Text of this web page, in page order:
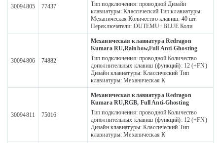
30094805 77437
Тип подключения: проводной Дизайн
клавиатуры: Классический Тип клавиатуры:
Механическая Количество клавиш: 40 шт.
Переключатели: OUTEMU+BLUE Коли
30094806 74882
Механическая клавиатура Redragon
Kumara RU,Rainbow,Full Anti-Ghosting
Тип подключения: проводной Количество
дополнительных клавиш (функций): 12 (+FN)
Дизайн клавиатуры: Классический Тип
клавиатуры: Механическая К
30094811 75016
Механическая клавиатура Redragon
Kumara RU,RGB, Full Anti-Ghosting
Тип подключения: проводной Количество
дополнительных клавиш (функций): 12 (+FN)
Дизайн клавиатуры: Классический Тип
клавиатуры: Механическая К